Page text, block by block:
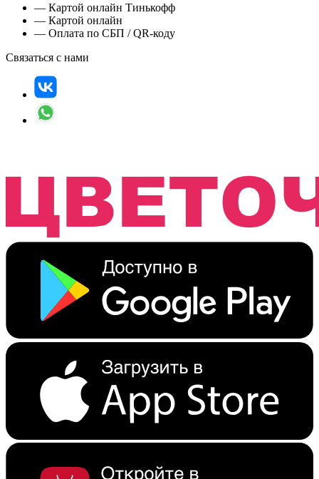
— Картой онлайн Тинькофф
— Картой онлайн
— Оплата по СБП / QR-коду
Связаться с нами